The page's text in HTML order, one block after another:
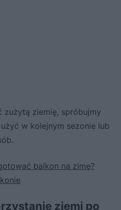
zużytą ziemię, spróbujmy
w kolejnym sezonie lub
balkon na zimę?
ziemi po